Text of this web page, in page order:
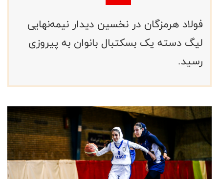
فولاد هرمزگان در نخسین دیدار نیمه‌نهایی
لیگ دسته یک بسکتبال بانوان به پیروزی
رسید.